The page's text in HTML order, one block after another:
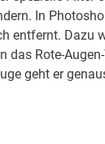
In
entfernt. Dazu
das Rote-
geht er